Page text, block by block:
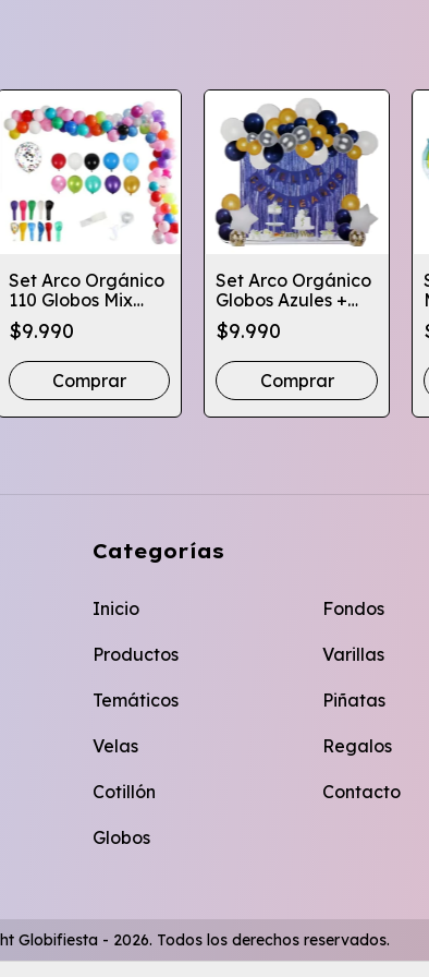
Set Arco Orgánico
110 Globos Mix
Colores -
Globifiesta
$9.990
Set Arco Orgánico
Globos Azules +
Cortina Y Banderín
$9.990
Comprar
Categorías
Inicio
Productos
Temáticos
Velas
Cotillón
Globos
Fondos
Varillas
Piñatas
Regalos
Contacto
Globifiesta - 2026. Todos los derechos reservados.